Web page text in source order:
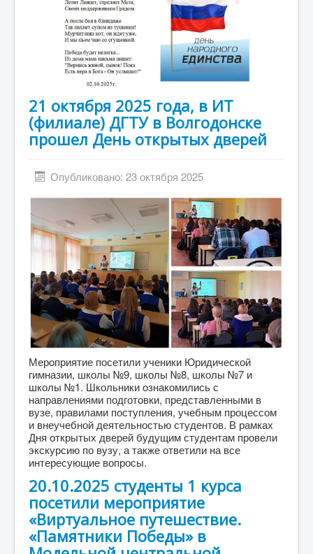
21 октября 2025 года, в ИТ
(филиале) ДГТУ в Волгодонске
прошел День открытых дверей
Опубликовано: 23 октября 2025
Мероприятие посетили ученики Юридической
гимназии, школы №9, школы №8, школы №7 и
школы №1. Школьники ознакомились с
направлениями подготовки, представленными в
вузе, правилами поступления, учебным процессом
и внеучебной деятельностью студентов. В рамках
Дня открытых дверей будущим студентам провели
экскурсию по вузу, а также ответили на все
интересующие вопросы.
20.10.2025 студенты 1 курса
посетили мероприятие
«Виртуальное путешествие.
«Памятники Победы» в